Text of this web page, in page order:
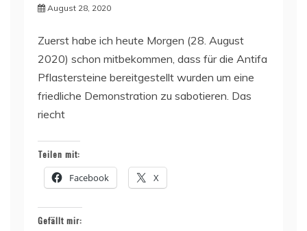
August 28, 2020
Zuerst habe ich heute Morgen (28. August
2020) schon mitbekommen, dass für die Antifa
Pflastersteine bereitgestellt wurden um eine
friedliche Demonstration zu sabotieren. Das
riecht
Teilen mit:
Facebook X
Gefällt mir: